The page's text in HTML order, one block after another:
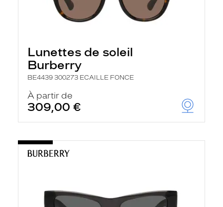
Lunettes de soleil
Burberry
BE4439 300273 ECAILLE FONCE
À partir de
309,00 €